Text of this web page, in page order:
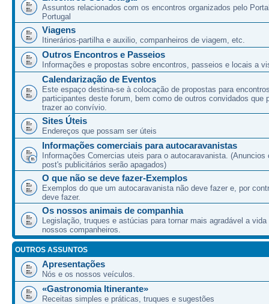
Assuntos relacionados com os encontros organizados pelo
Portugal
Viagens
Itinerários-partilha e auxilio, companheiros de viagem, etc.
Outros Encontros e Passeios
Informações e propostas sobre encontros, passeios e locais a
Calendarização de Eventos
Este espaço destina-se à colocação de propostas para
participantes deste forum, bem como de outros convidados que
trazer ao convívio.
Sites Úteis
Endereços que possam ser úteis
Informações comerciais para autocaravanistas
Informações Comercias uteis para o autocaravanista. (Anuncios
post's publicitários serão apagados)
O que não se deve fazer-Exemplos
Exemplos do que um autocaravanista não deve fazer e, por
deve fazer.
Os nossos animais de companhia
Legislação, truques e astúcias para tornar mais agradável a vida
nossos companheiros.
OUTROS ASSUNTOS
Apresentações
Nós e os nossos veículos.
«Gastronomia Itinerante»
Receitas simples e práticas, truques e sugestões